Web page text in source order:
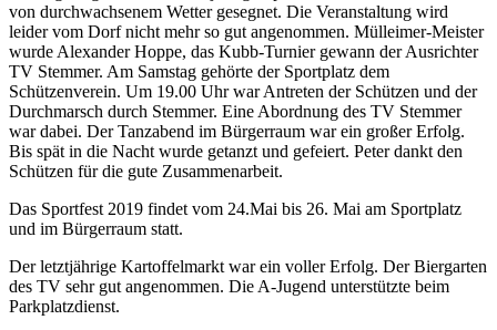
von durchwachsenem Wetter gesegnet. Die Veranstaltung wird
leider vom Dorf nicht mehr so gut angenommen. Mülleimer-Meister
wurde Alexander Hoppe, das Kubb-Turnier gewann der Ausrichter
TV Stemmer. Am Samstag gehörte der Sportplatz dem
Schützenverein. Um 19.00 Uhr war Antreten der Schützen und der
Durchmarsch durch Stemmer. Eine Abordnung des TV Stemmer
war dabei. Der Tanzabend im Bürgerraum war ein großer Erfolg.
Bis spät in die Nacht wurde getanzt und gefeiert. Peter dankt den
Schützen für die gute Zusammenarbeit.
Das Sportfest 2019 findet vom 24.Mai bis 26. Mai am Sportplatz
und im Bürgerraum statt.
Der letztjährige Kartoffelmarkt war ein voller Erfolg. Der Biergarten
des TV sehr gut angenommen. Die A-Jugend unterstützte beim
Parkplatzdienst.